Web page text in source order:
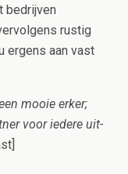
bedrijven
rustig
ergens aan vast
mooie erker;
voor iedere uit-